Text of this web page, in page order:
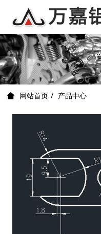
网站首页 产品中心